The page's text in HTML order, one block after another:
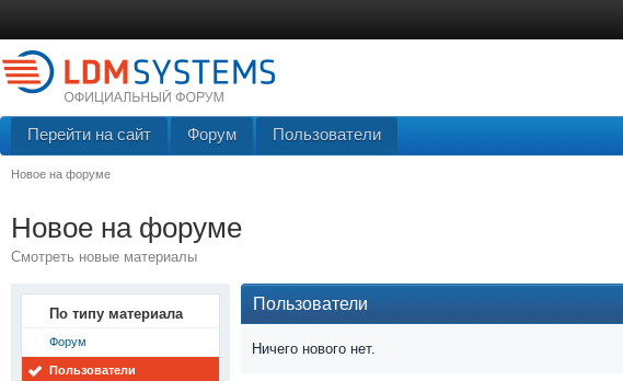
Перейти на сайт Форум Пользователи
Новое на форуме
Новое на форуме
Смотреть новые материалы
По типу материала
Форум
Пользователи
Пользователи
Ничего нового нет.